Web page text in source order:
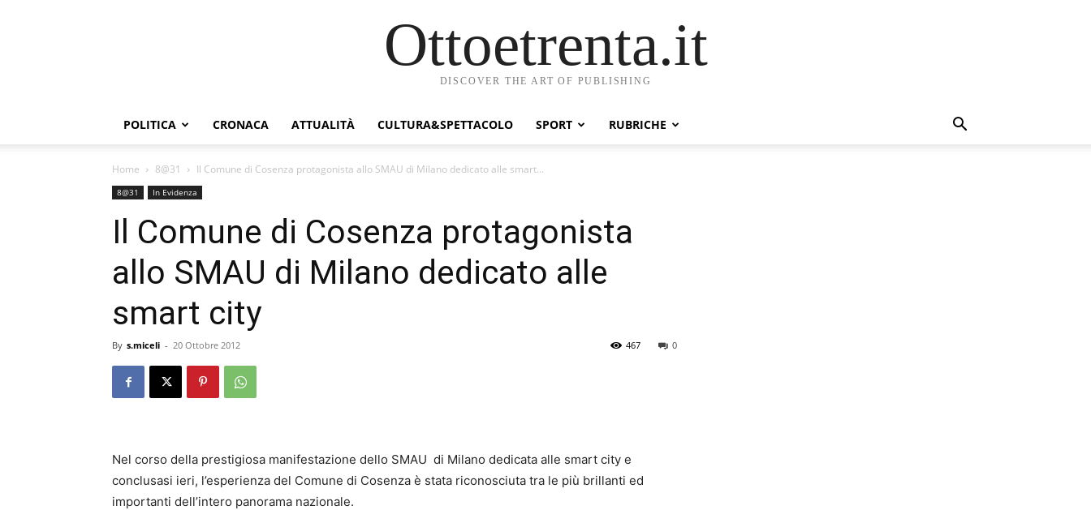
Ottoetrenta.it
DISCOVER THE ART OF PUBLISHING
POLITICA CRONACA ATTUALITÀ CULTURA&SPETTACOLO SPORT RUBRICHE
Home 8@31 Il Comune di Cosenza protagonista allo SMAU di Milano dedicato alle smart...
8@31 In Evidenza
Il Comune di Cosenza protagonista
allo SMAU di Milano dedicato alle
smart city
By s.miceli - 20 Ottobre 2012 0
467
Nel corso della prestigiosa manifestazione dello SMAU di Milano dedicata alle smart city e
conclusasi ieri, l’esperienza del Comune di Cosenza è stata riconosciuta tra le più brillanti ed
importanti dell’intero panorama nazionale.